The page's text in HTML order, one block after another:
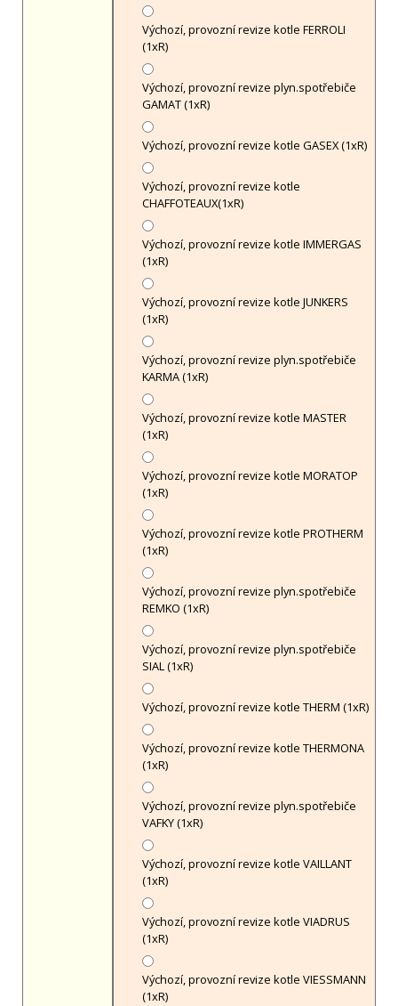
Výchozí, provozní revize kotle FERROLI
(1xR)
Výchozí, provozní revize plyn.spotřebiče
GAMAT (1xR)
Výchozí, provozní revize kotle GASEX (1xR)
Výchozí, provozní revize kotle
CHAFFOTEAUX(1xR)
Výchozí, provozní revize kotle IMMERGAS
(1xR)
Výchozí, provozní revize kotle JUNKERS
(1xR)
Výchozí, provozní revize plyn.spotřebiče
KARMA (1xR)
Výchozí, provozní revize kotle MASTER
(1xR)
Výchozí, provozní revize kotle MORATOP
(1xR)
Výchozí, provozní revize kotle PROTHERM
(1xR)
Výchozí, provozní revize plyn.spotřebiče
REMKO (1xR)
Výchozí, provozní revize plyn.spotřebiče
SIAL (1xR)
Výchozí, provozní revize kotle THERM (1xR)
Výchozí, provozní revize kotle THERMONA
(1xR)
Výchozí, provozní revize plyn.spotřebiče
VAFKY (1xR)
Výchozí, provozní revize kotle VAILLANT
(1xR)
Výchozí, provozní revize kotle VIADRUS
(1xR)
Výchozí, provozní revize kotle VIESSMANN
(1xR)